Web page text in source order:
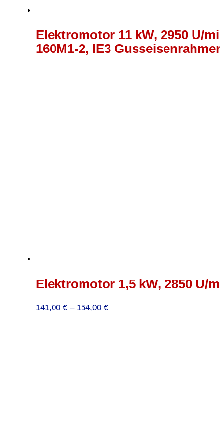
Elektromotor 11 kW, 2950 U/
160M1-2, IE3
Elektromotor 1,5 kW, 2850 U/
141,00 € – 154,00 €Preisspanne: